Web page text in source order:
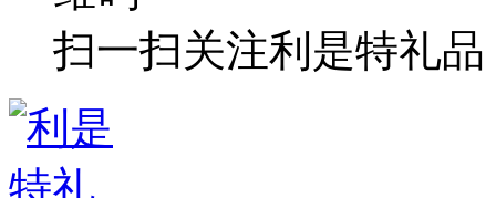
扫一扫关注利是特礼品